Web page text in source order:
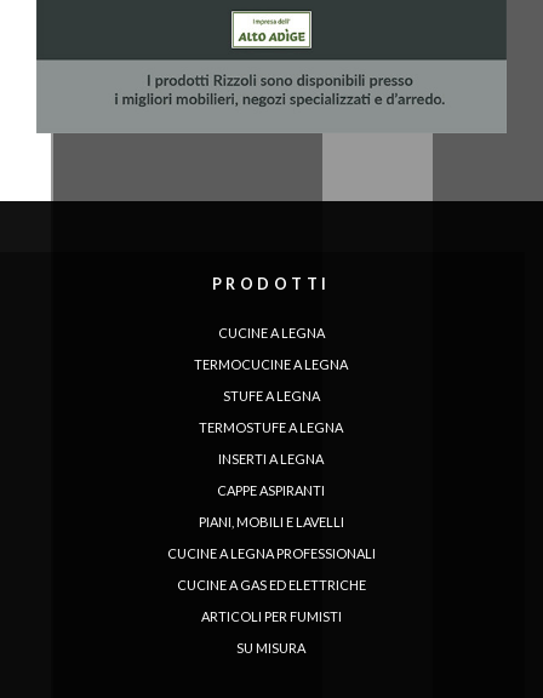
PRODOTTI
CUCINE A LEGNA
TERMOCUCINE A LEGNA
STUFE A LEGNA
TERMOSTUFE A LEGNA
INSERTI A LEGNA
CAPPE ASPIRANTI
PIANI, MOBILI E LAVELLI
CUCINE A LEGNA PROFESSIONALI
CUCINE A GAS ED ELETTRICHE
ARTICOLI PER FUMISTI
SU MISURA